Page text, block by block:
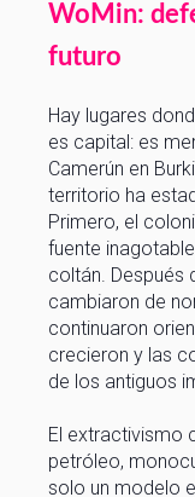
WoMin:
futuro
Hay lugares
es capital: es
Camerún en
territorio ha
Primero, el
fuente
coltán. Después
cambiaron de
continuaron
crecieron y las
de los antiguos
El extractivismo
petróleo,
solo un modelo